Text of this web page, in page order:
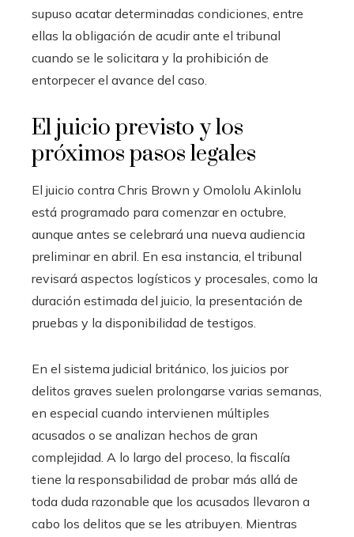
supuso acatar determinadas condiciones, entre
ellas la obligación de acudir ante el tribunal
cuando se le solicitara y la prohibición de
entorpecer el avance del caso.
El juicio previsto y los
próximos pasos legales
El juicio contra Chris Brown y Omololu Akinlolu
está programado para comenzar en octubre,
aunque antes se celebrará una nueva audiencia
preliminar en abril. En esa instancia, el tribunal
revisará aspectos logísticos y procesales, como la
duración estimada del juicio, la presentación de
pruebas y la disponibilidad de testigos.
En el sistema judicial británico, los juicios por
delitos graves suelen prolongarse varias semanas,
en especial cuando intervienen múltiples
acusados o se analizan hechos de gran
complejidad. A lo largo del proceso, la fiscalía
tiene la responsabilidad de probar más allá de
toda duda razonable que los acusados llevaron a
cabo los delitos que se les atribuyen. Mientras